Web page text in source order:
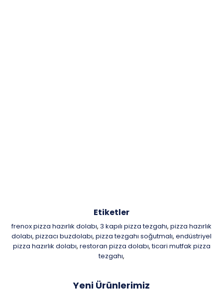
Etiketler
frenox pizza hazırlık dolabı, 3 kapılı pizza tezgahı, pizza hazırlık
dolabı, pizzacı buzdolabı, pizza tezgahı soğutmalı, endüstriyel
pizza hazırlık dolabı, restoran pizza dolabı, ticari mutfak pizza
tezgahı,
Yeni Ürünlerimiz